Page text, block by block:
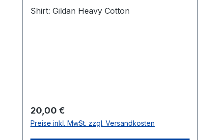
Shirt: Gildan Heavy Cotton
Regulärer Preis:
20,00 €
Preise inkl. MwSt. zzgl. Versandkosten